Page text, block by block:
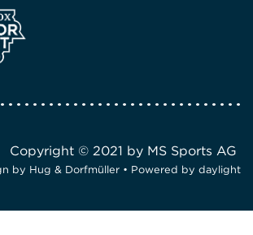
Copyright © 2021 by MS Sports AG
by Hug & Dorfmüller • Powered by daylight